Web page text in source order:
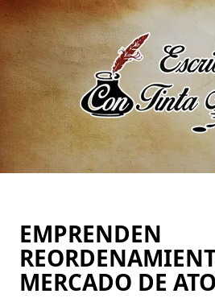
Saltar
al
contenido
EMPRENDEN
MERCADO DE